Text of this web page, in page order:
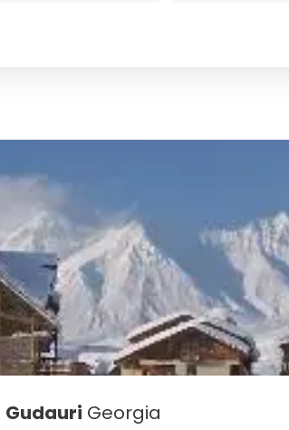
Gudauri Georgia